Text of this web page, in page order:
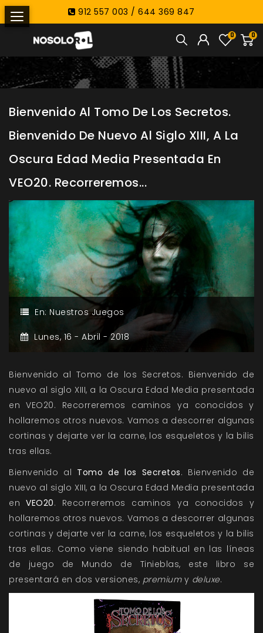
912 557 003 / 644 369 847
0
0
Bienvenido Al Tomo De Los Secretos.
Bienvenido De Nuevo Al Siglo XIII, A La
Oscura Edad Media Presentada En
VEO20. Recorreremos...
En: Nuestros Juegos
Lunes, 16 - Abril -2018
Bienvenido al Tomo de los Secretos. Bienvenido de
nuevo al siglo XIII, a la Oscura Edad Media presentada
en VEO20. Recorreremos caminos ya conocidos y
hollaremos otros nuevos. Vamos a descorrer algunas
cortinas y dejarte ver la carne, los esqueletos y la bilis
tras ellas.
Bienvenido al Tomo de los Secretos. Bienvenido de
nuevo al siglo XIII, a la Oscura Edad Media presentada
enVEO20. Recorreremos caminos ya conocidos y
hollaremos otros nuevos. Vamos a descorrer algunas
cortinas y dejarte ver la carne, los esqueletos y la bilis
tras ellas. Como viene siendo habitual en las líneas
de juego de Mundo de Tinieblas, este libro se
presentará en dos versiones, premiumy deluxe.